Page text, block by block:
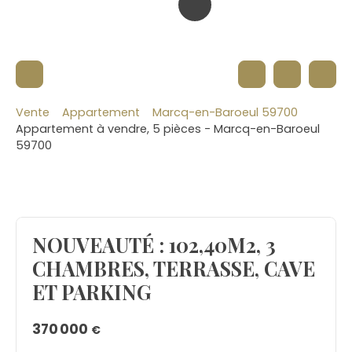
Vente Appartement
Marcq-en-Baroeul 59700
Appartement à vendre, 5 pièces - Marcq-en-Baroeul
59700
NOUVEAUTÉ : 102,40M2, 3
CHAMBRES, TERRASSE, CAVE
ET PARKING
370 000 €